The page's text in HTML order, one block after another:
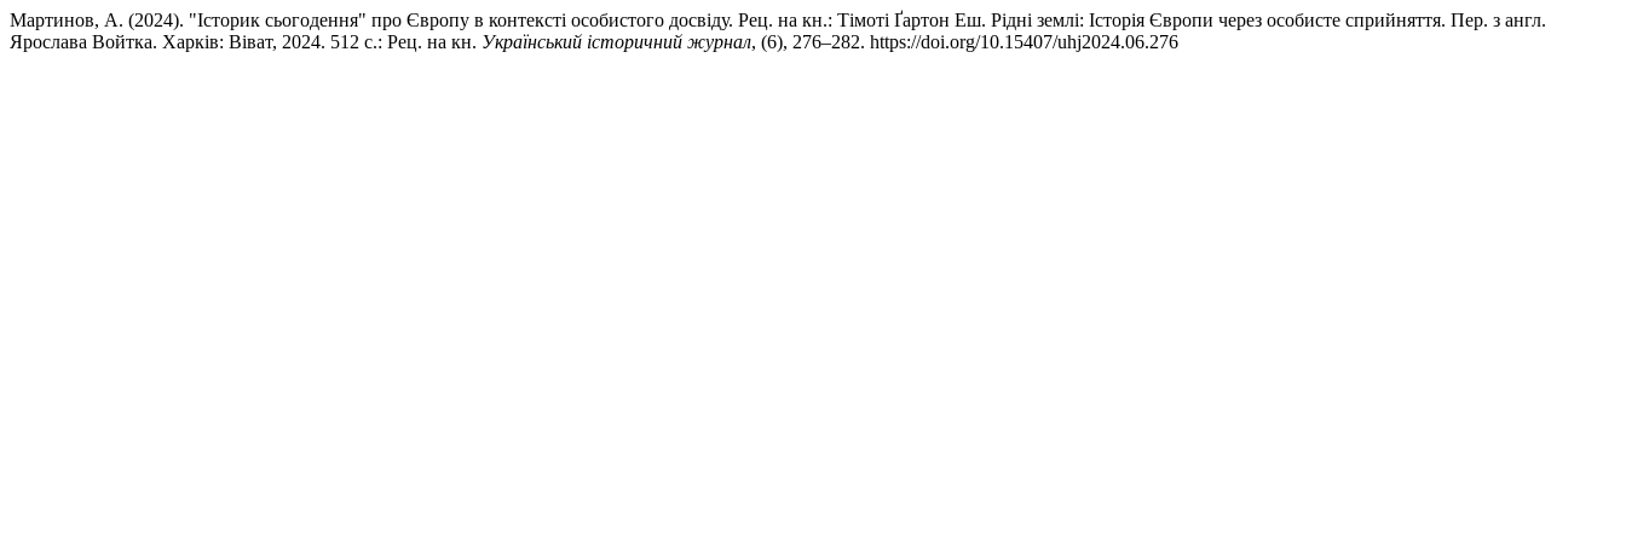
Мартинов, А. (2024). "Історик сьогодення" про Європу в контексті особистого досвіду. Рец. на кн.: Тімоті Ґартон Еш. Рідні землі: Історія Європи через особисте сприйняття. Пер. з англ.
Ярослава Войтка. Харків: Віват, 2024. 512 с.: Рец. на кн. Український історичний журнал, (6), 276–282. https://doi.org/10.15407/uhj2024.06.276